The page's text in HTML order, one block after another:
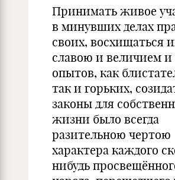
Принимать живое
в минувших делах
своих, восхищаться
славою и величием и
опытов, как
так и горьких,
законы для
жизни было всегда
разительною чертою
характера каждого
нибудь